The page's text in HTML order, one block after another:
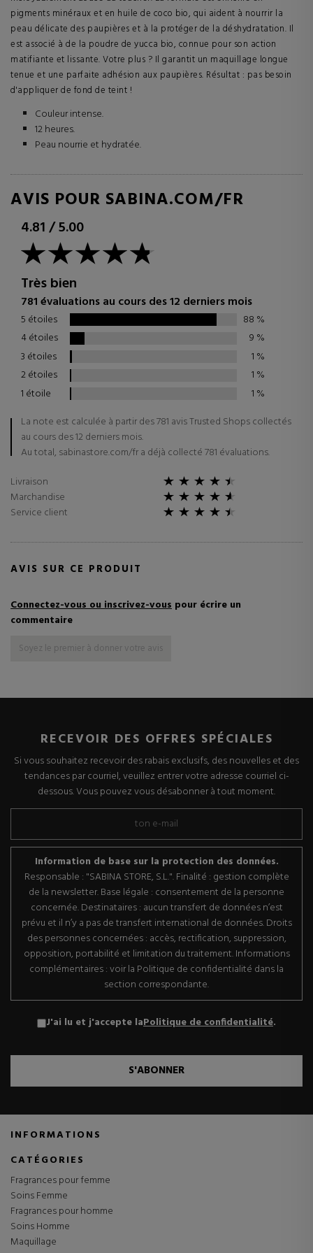
pigments minéraux et en huile de coco bio, qui aident à nourrir la
peau délicate des paupières et à la protéger de la déshydratation. Il
est associé à de la poudre de yucca bio, connue pour son action
matifiante et lissante. Votre plus ? Il garantit un maquillage longue
tenue et une parfaite adhésion aux paupières. Résultat : pas besoin
d'appliquer de fond de teint !
Couleur intense.
12 heures.
Peau nourrie et hydratée.
AVIS POUR SABINA.COM/FR
4.81/5.00
Très bien
781 évaluations au cours des 12 derniers mois
5 étoiles 88 %
4 étoiles
9 %
3 étoiles
1 %
2 étoiles
1 %
1 étoile
1 %
La note est calculée à partir des 781 avis Trusted Shops collectés
au cours des 12 derniers mois.
Au total, sabinastore.com/fr a déjà collecté 781 évaluations.
Livraison
Marchandise
Service client
AVIS SUR CE PRODUIT
Connectez-vous ou inscrivez-vous pour écrire un
commentaire
Soyez le premier à donner votre avis
RECEVOIR DES OFFRES SPÉCIALES
Si vous souhaitez recevoir des rabais exclusifs, des nouvelles et des
tendances par courriel, veuillez entrer votre adresse courriel ci-
dessous. Vous pouvez vous désabonner à tout moment.
Information de base sur la protection des données.
Responsable : "SABINA STORE, S.L.". Finalité : gestion complète
de la newsletter. Base légale : consentement de la personne
concernée. Destinataires : aucun transfert de données n’est
prévu et il n’y a pas de transfert international de données. Droits
des personnes concernées : accès, rectification, suppression,
opposition, portabilité et limitation du traitement. Informations
complémentaires : voir la Politique de confidentialité dans la
section correspondante.
J'ai lu et j'accepte laPolitique de confidentialité.
S'ABONNER
INFORMATIONS
CATÉGORIES
Fragrances pour femme
Soins Femme
Fragrances pour homme
Soins Homme
Maquillage